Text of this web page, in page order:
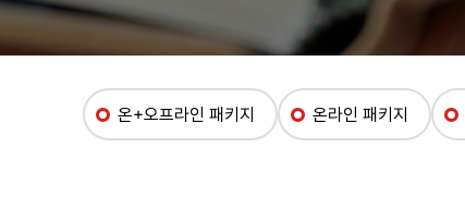
오시는길
화학
한의학원문해설
온+오프라인 패키지 온라인 패키지